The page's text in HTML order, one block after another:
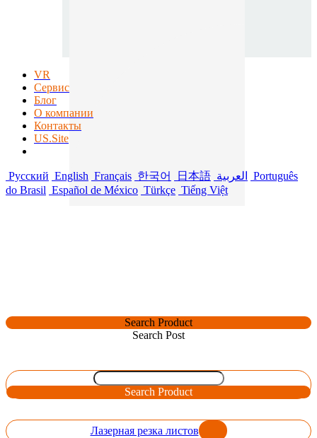
VR
Сервис
Блог
О компании
Контакты
US.Site
Русский English Français 한국어 日本語 العربية
Português
do Brasil Español de México Türkçe Tiếng Việt
Search Product
Search Post
Search Product
Лазерная резка листов